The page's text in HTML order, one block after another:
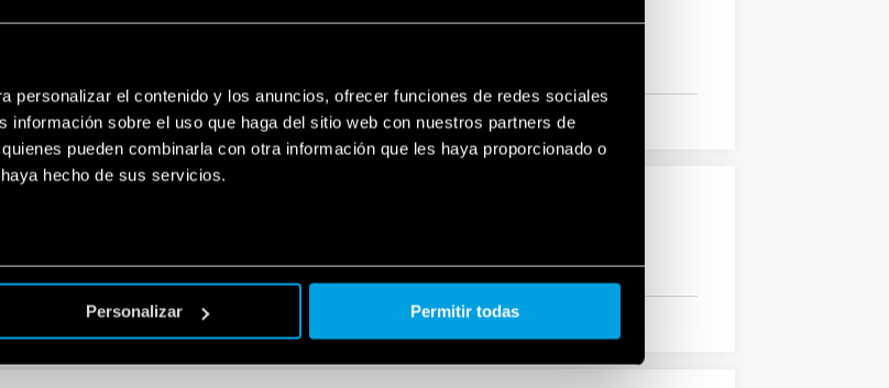
personalizar el contenido y los anuncios, ofrecer funciones de redes sociales
información sobre el uso que haga del sitio web con nuestros partners de
pueden combinarla con otra información que les haya proporcionado o
hecho de sus servicios.
Personalizar Permitir todas